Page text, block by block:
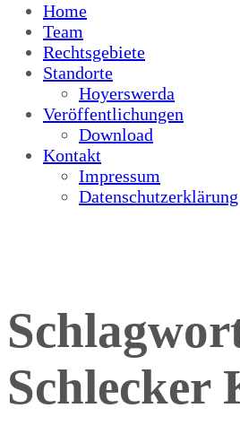
Home
Team
Rechtsgebiete
Standorte
Hoyerswerda
Veröffentlichungen
Download
Kontakt
Impressum
Datenschutzerklärung
Schlecker